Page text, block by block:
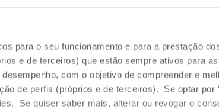
para o seu funcionamento e para a prestação
e de terceiros) que estão sempre ativos para
com o objetivo de compreender e
de perfis (próprios e de terceiros). Se optar por
Se quiser saber mais, alterar ou revogar o